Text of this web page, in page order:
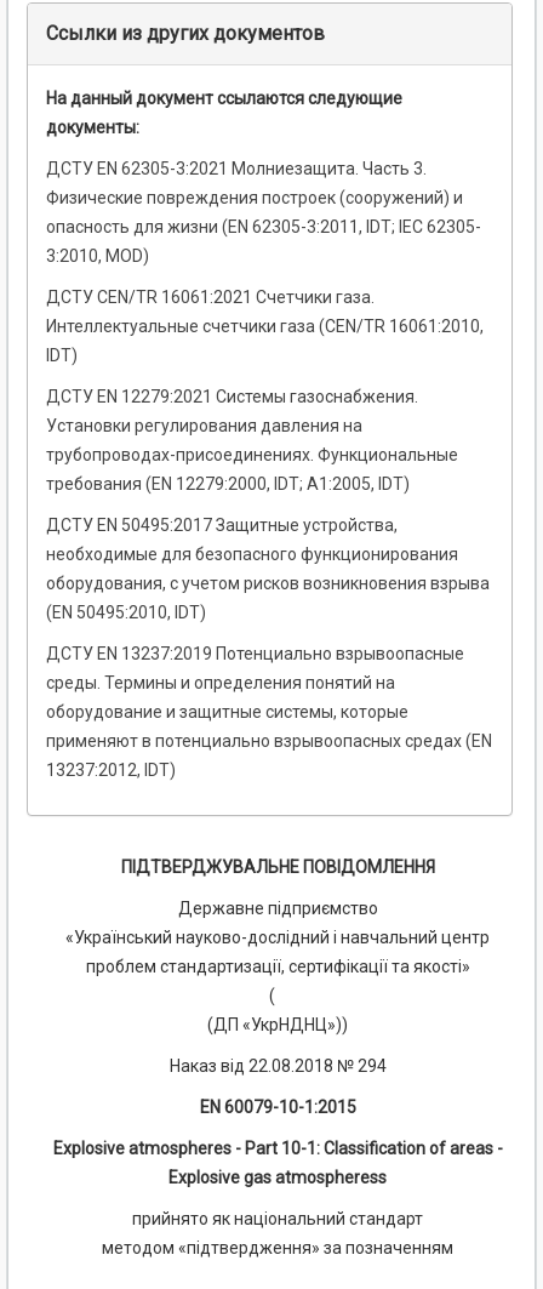
Ссылки из других документов
На данный документ ссылаются следующие
документы:
ДСТУ EN 62305-3:2021 Молниезащита. Часть 3.
Физические повреждения построек (сооружений) и
опасность для жизни (EN 62305-3:2011, IDТ; ІЕС 62305-
3:2010, MOD)
ДСТУ CEN/TR 16061:2021 Счетчики газа.
Интеллектуальные счетчики газа (CEN/TR 16061:2010,
IDT)
ДСТУ EN 12279:2021 Системы газоснабжения.
Установки регулирования давления на
трубопроводах-присоединениях. Функциональные
требования (EN 12279:2000, IDT; А1:2005, IDT)
ДСТУ EN 50495:2017 Защитные устройства,
необходимые для безопасного функционирования
оборудования, с учетом рисков возникновения взрыва
(EN 50495:2010, IDT)
ДСТУ EN 13237:2019 Потенциально взрывоопасные
среды. Термины и определения понятий на
оборудование и защитные системы, которые
применяют в потенциально взрывоопасных средах (EN
13237:2012, IDT)
ПІДТВЕРДЖУВАЛЬНЕ ПОВІДОМЛЕННЯ
Державне підприємство
«Український науково-дослідний і навчальний центр
проблем стандартизації, сертифікації та якості»
(
(ДП «УкрНДНЦ»))
Наказ від 22.08.2018 № 294
EN 60079-10-1:2015
Explosive atmospheres - Part 10-1: Classification of areas -
Explosive gas atmospheress
прийнято як національний стандарт
методом «підтвердження» за позначенням